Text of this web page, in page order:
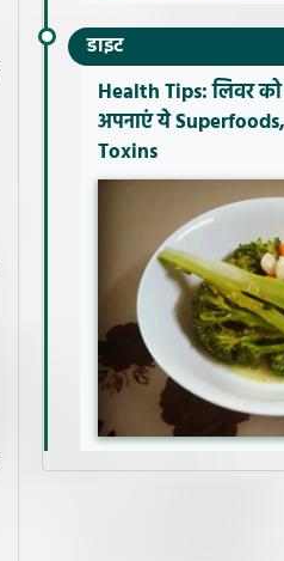
डाइट
Health Tips: लिवर
अपनाएं ये
Toxins